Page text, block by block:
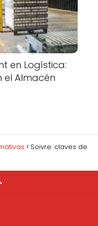
en Logística:
el Almacén
Soivre: claves de